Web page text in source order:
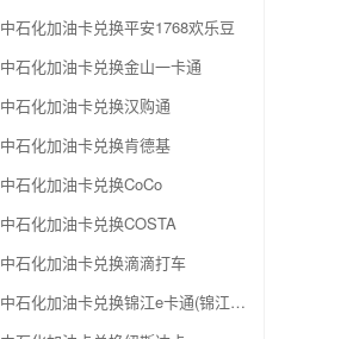
中石化加油卡兑换平安1768欢乐豆
中石化加油卡兑换金山一卡通
中石化加油卡兑换汉购通
中石化加油卡兑换肯德基
中石化加油卡兑换CoCo
中石化加油卡兑换COSTA
中石化加油卡兑换滴滴打车
中石化加油卡兑换锦江e卡通(锦江一卡通)